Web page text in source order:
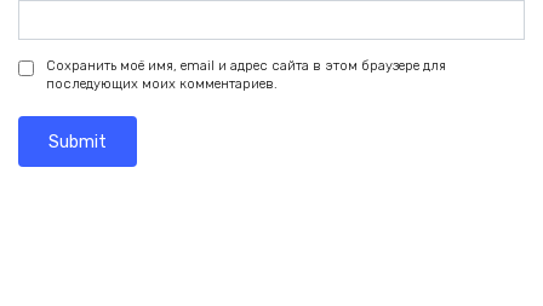
Сохранить моё имя, email и адрес сайта в этом браузере для
последующих моих комментариев.